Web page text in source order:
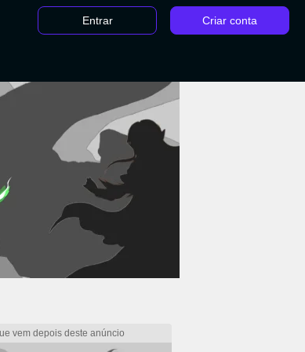
Entrar Criar conta